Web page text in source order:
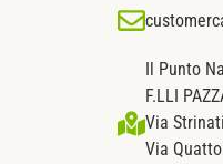
Il Punto
F.LLI
Via
Via